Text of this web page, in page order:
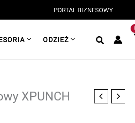
przy zakupach od 399 PLN! Darmowa
PORTAL BIZNESOWY
ODZIEŻ
XPUNCH